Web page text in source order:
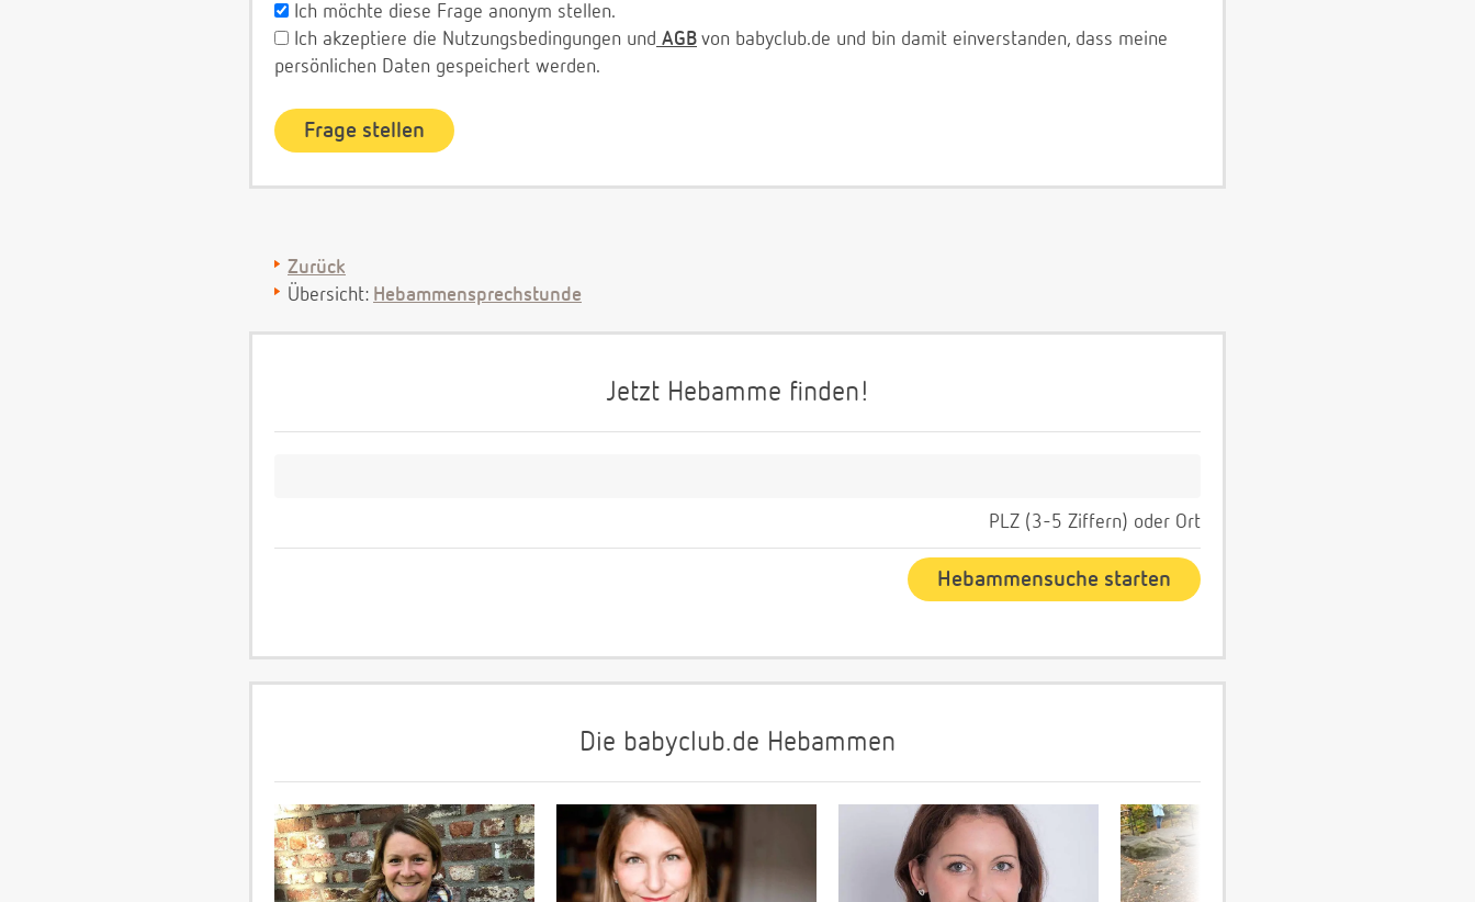
Ich möchte diese Frage anonym stellen.
Ich akzeptiere die Nutzungsbedingungen und AGB von babyclub.de und bin damit einverstanden, dass meine
persönlichen Daten gespeichert werden.
Zurück
Übersicht: Hebammensprechstunde
Jetzt Hebamme finden!
PLZ (3-5 Ziffern) oder Ort
Die babyclub.de Hebammen